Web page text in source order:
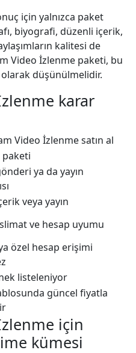
için yalnızca paket
biyografi, düzenli içerik,
kalitesi de
Video İzlenme paketi, bu
düşünülmelidir.
karar
Video İzlenme satın al
paketi
ya da yayın
veya yayın
ve hesap uyumu
özel hesap erişimi
listeleniyor
güncel fiyatla
için
kümesi